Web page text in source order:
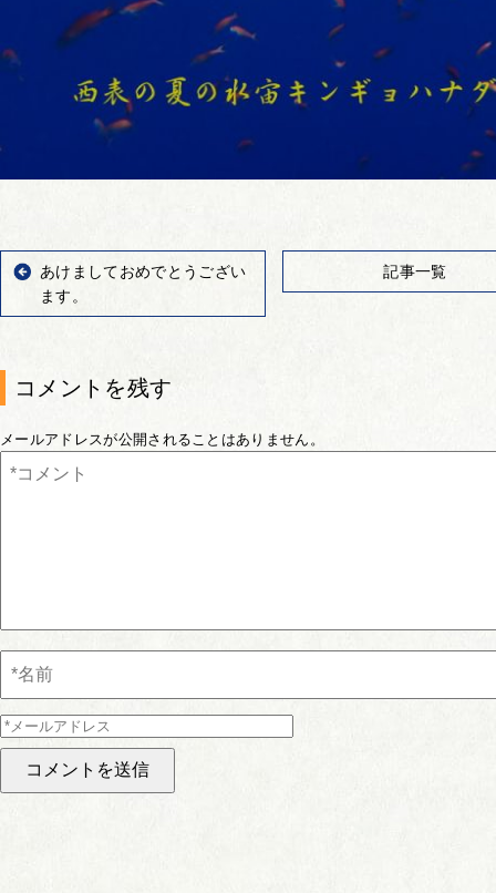
あけましておめでとうござい
ます。
記事一覧
コメントを残す
メールアドレスが公開されることはありません。